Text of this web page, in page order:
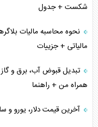
شکست + جدول
نحوه محاسبه مالیات
مالیاتی + جزییات
تبدیل قبوض آب، برق و
همراه من + راهنما
آخرین قیمت دلار، یورو و سایر ارز‌ها ۱۲